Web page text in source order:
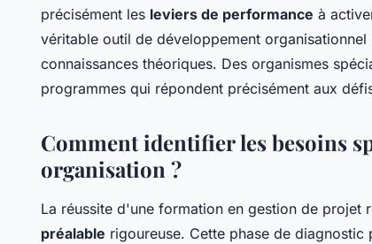
précisément les leviers de performance à
véritable outil de développement
connaissances théoriques. Des organismes
programmes qui répondent précisément aux
Comment identifier les besoins
organisation ?
La réussite d'une formation en gestion de projet
préalable rigoureuse. Cette phase de